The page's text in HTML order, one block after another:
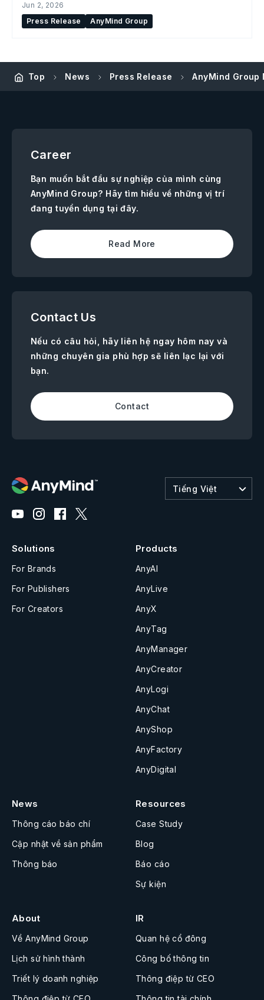
Jun 2, 2026
Press Release
AnyMind Group
Top News Press Release AnyMind Group
Career
Bạn muốn bắt đầu sự nghiệp của mình cùng
AnyMind Group? Hãy tìm hiểu về những vị trí
đang tuyển dụng tại đây.
Read More
Contact Us
Nếu có câu hỏi, hãy liên hệ ngay hôm nay và
những chuyên gia phù hợp sẽ liên lạc lại với
bạn.
Contact
Tiếng Việt
Solutions
For Brands
For Publishers
For Creators
Products
AnyAI
AnyLive
AnyX
AnyTag
AnyManager
AnyCreator
AnyLogi
AnyChat
AnyShop
AnyFactory
AnyDigital
News
Thông cáo báo chí
Cập nhật về sản phẩm
Thông báo
Resources
Case Study
Blog
Báo cáo
Sự kiện
About
Về AnyMind Group
Lịch sử hình thành
Triết lý doanh nghiệp
IR
Quan hệ cổ đông
Công bố thông tin
Thông điệp từ CEO